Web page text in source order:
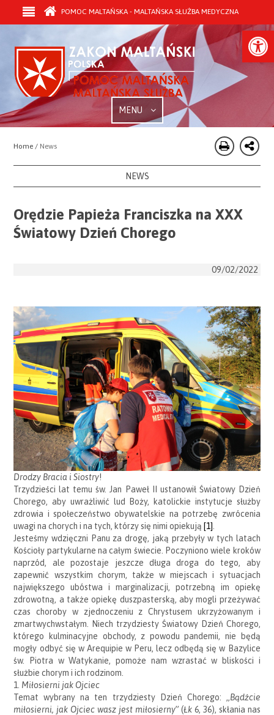
POMOC MALTAŃSKA - MALTAŃSKA SŁUŻBA MEDYCZNA
MENU
Home / News
NEWS
Orędzie Papieża Franciszka na XXX
Światowy Dzień Chorego
09/02/2022
Drodzy Bracia i Siostry!
Trzydzieści lat temu św. Jan Paweł II ustanowił Światowy Dzień
Chorego, aby uwrażliwić lud Boży, katolickie instytucje służby
zdrowia i społeczeństwo obywatelskie na potrzebę zwrócenia
uwagi na chorych i na tych, którzy się nimi opiekują [1]
Jesteśmy wdzięczni Panu za drogę, jaką przebyły w tych latach
Kościoły partykularne na całym świecie. Poczyniono wiele kroków
naprzód, ale pozostaje jeszcze długa droga do tego, aby
zapewnić wszystkim chorym, także w miejscach i sytuacjach
największego ubóstwa i marginalizacji, potrzebną im opiekę
zdrowotną, a także opiekę duszpasterską, aby mogli przeżywać
czas choroby w zjednoczeniu z Chrystusem ukrzyżowanym i
zmartwychwstałym. Niech trzydziesty Światowy Dzień Chorego,
którego kulminacyjne obchody, z powodu pandemii, nie będą
mogły odbyć się w Arequipie w Peru, lecz odbędą się w Bazylice
św. Piotra w Watykanie, pomoże nam wzrastać w bliskości i
służbie chorym i ich rodzinom.
1. Miłosierni jak Ojciec
Temat wybrany na ten trzydziesty Dzień Chorego: „Bądźcie
miłosierni, jak Ojciec wasz jest miłosierny” (Łk 6, 36), skłania nas